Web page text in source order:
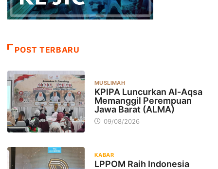
POST TERBARU
MUSLIMAH
KPIPA Luncurkan Al-Aqsa
Memanggil Perempuan
Jawa Barat (ALMA)
09/08/2026
KABAR
LPPOM Raih Indonesia